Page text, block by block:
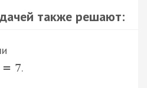
также решают:
= 7.